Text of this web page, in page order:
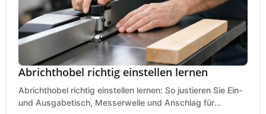
Abrichthobel richtig einstellen lernen
Abrichthobel richtig einstellen lernen: So justieren Sie Ein-
und Ausgabetisch, Messerwelle und Anschlag für